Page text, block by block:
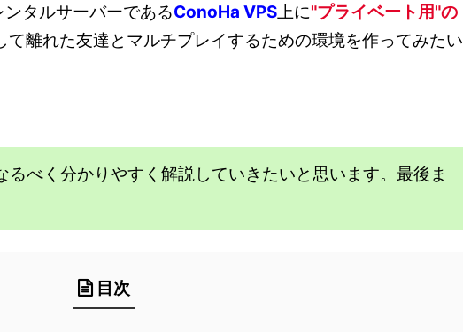
タルサーバーであるConoHa VPS上に"プライベート用"の
て離れた友達とマルチプレイするための環境を作ってみたい
るべく分かりやすく解説していきたいと思います。最後ま
目次